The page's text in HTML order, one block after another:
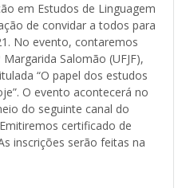
em Estudos de Linguagem
de convidar a todos para
No evento, contaremos
Salomão (UFJF),
“O papel dos estudos
O evento acontecerá no
do seguinte canal do
certificado de
inscrições serão feitas na